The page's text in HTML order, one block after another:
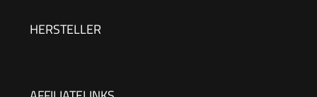
HERSTELLER